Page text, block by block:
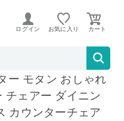
ログイン お気に入り
れ付き 昇降 昇降式
ー モダン おしゃれ
チェアー ダイニン
カウンターチェア